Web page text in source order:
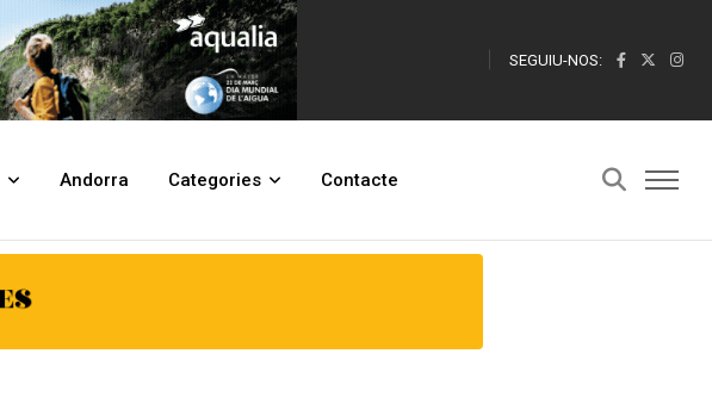
SEGUIU-NOS:
Andorra Categories Contacte